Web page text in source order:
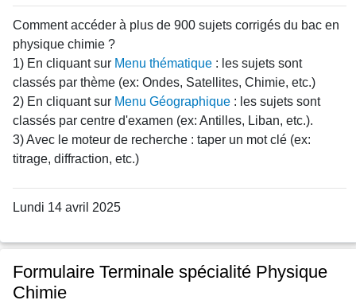
Comment accéder à plus de 900 sujets corrigés du bac en
physique chimie ?
1) En cliquant sur Menu thématique : les sujets sont
classés par thème (ex: Ondes, Satellites, Chimie, etc.)
2) En cliquant sur Menu Géographique : les sujets sont
classés par centre d'examen (ex: Antilles, Liban, etc.).
3) Avec le moteur de recherche : taper un mot clé (ex:
titrage, diffraction, etc.)
Lundi 14 avril 2025
Formulaire Terminale spécialité Physique
Chimie